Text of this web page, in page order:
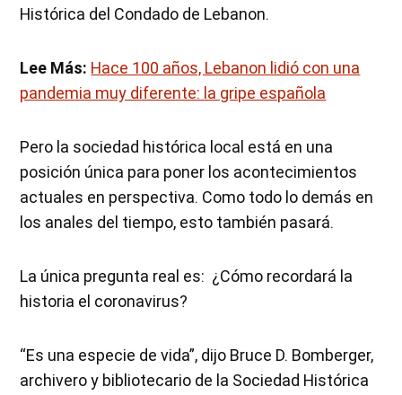
Histórica del Condado de Lebanon.
Lee Más: Hace 100 años, Lebanon lidió con una
pandemia muy diferente: la gripe española
Pero la sociedad histórica local está en una
posición única para poner los acontecimientos
actuales en perspectiva. Como todo lo demás en
los anales del tiempo, esto también pasará.
La única pregunta real es: ¿Cómo recordará la
historia el coronavirus?
“Es una especie de vida”, dijo Bruce D. Bomberger,
archivero y bibliotecario de la Sociedad Histórica